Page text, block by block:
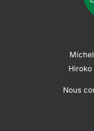
Hiroko
Nous